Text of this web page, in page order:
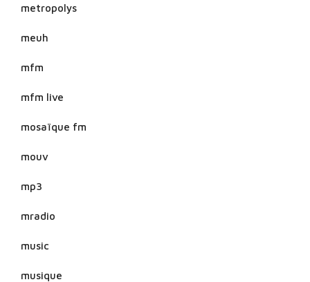
metropolys
meuh
mfm
mfm live
mosaïque fm
mouv
mp3
mradio
music
musique